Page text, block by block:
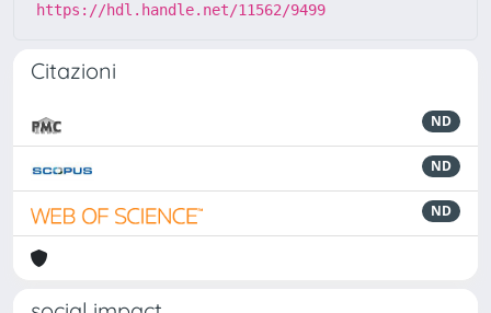
https://hdl.handle.net/11562/9499
Citazioni
ND
ND
ND